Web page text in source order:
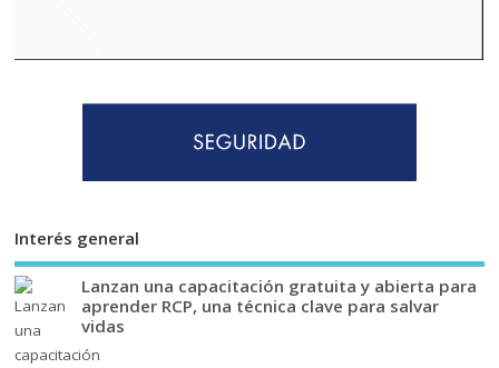
Interés general
Lanzan una capacitación gratuita y abierta para
aprender RCP, una técnica clave para salvar
vidas